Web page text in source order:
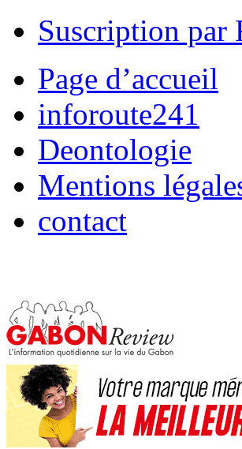
Suscription par
Page d’accueil
inforoute241
Deontologie
Mentions
contact